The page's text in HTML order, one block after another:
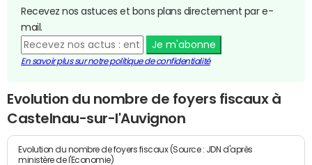
Recevez nos astuces et bons plans directement par e-
mail.
Je m'abonne
En savoir plus sur notre politique de confidentialité
Evolution du nombre de foyers fiscaux à
Castelnau-sur-l'Auvignon
Evolution du nombre de foyers fiscaux (Source : JDN d'après
ministère de l'Economie)